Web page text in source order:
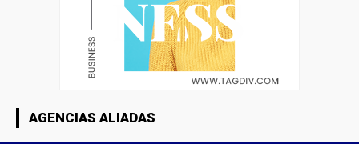
AGENCIAS ALIADAS